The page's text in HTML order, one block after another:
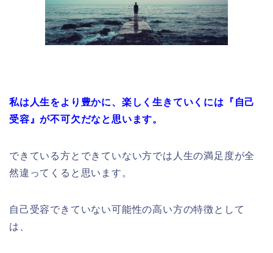
私は人生をより豊かに、楽しく生きていくには『自己
受容』が不可欠だなと思います。
できている方とできていない方では人生の満足度が全
然違ってくると思います。
自己受容できていない可能性の高い方の特徴として
は、